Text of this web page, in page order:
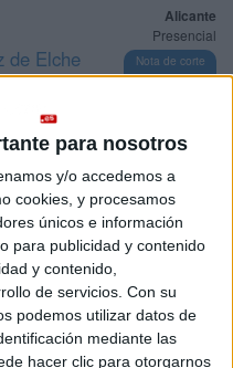
para nosotros
y/o accedemos a
cookies, y procesamos
únicos e información
para publicidad y contenido
y contenido,
de servicios. Con su
podemos utilizar datos de
mediante las
hacer clic para otorgarnos
Alicante
Presencial
Nota de corte
5,000
enseñanza:
Castellano
de Elche
Valencia
Presencial
5,000
Idioma de
enseñanza: